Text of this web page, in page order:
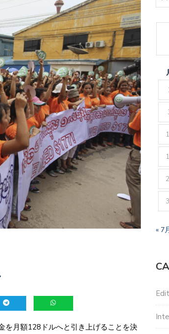
を月額128ドルへと引き上げることを決
« 7